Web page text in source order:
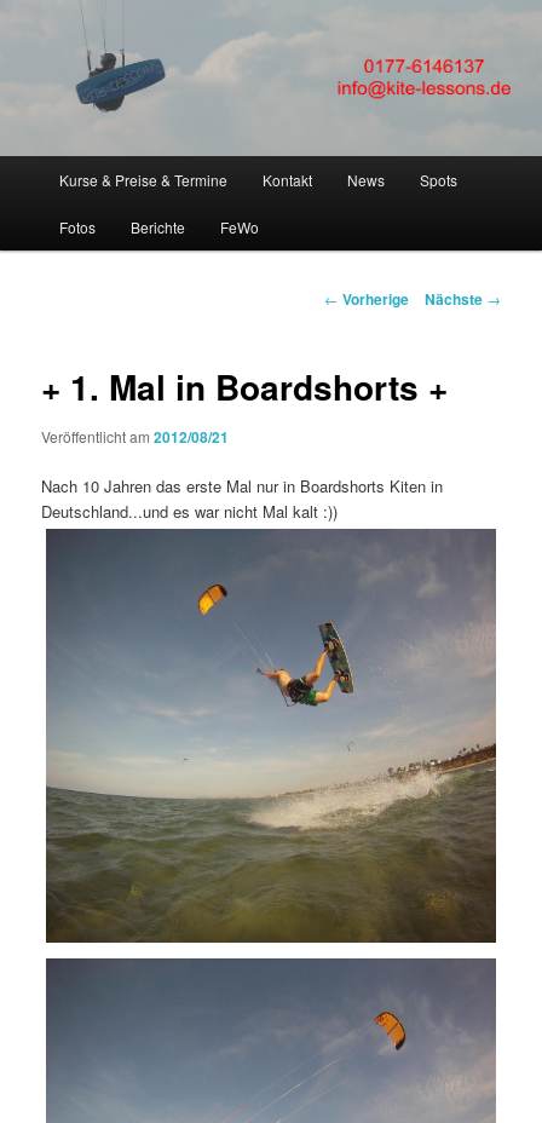
KITESURFEN LERNEN in
Kiteschule Kitekurs um Kiel
Eckernförde Hamburg
Anfänger in Kiteschule Kitesurfschule um Kiel, Eckernförde, Laboe,
Hamburg, Fehmarn, SPO
Zum
Inhalt
Kurse & Preise & Termine Kontakt News Spots
Fotos Berichte FeWo
Artikelnavigation
← Vorherige Nächste →
+ 1. Mal in Boardshorts +
Veröffentlicht am2012/08/21
Nach 10 Jahren das erste Mal nur in Boardshorts Kiten in
Deutschland...und es war nicht Mal kalt :))